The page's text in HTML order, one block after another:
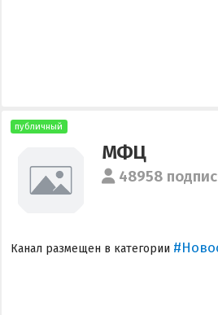
публичный
МФЦ
48958
Канал размещен в категории